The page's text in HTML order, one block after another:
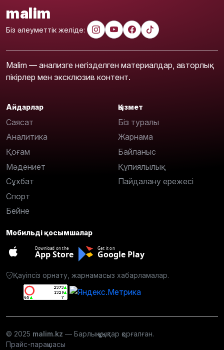
malim
Біз әлеуметтік желіде:
Malim — анализге негізделген материалдар, авторлық
пікірлер мен эксклюзив контент.
Айдарлар
Саясат
Аналитика
Қоғам
Мәдениет
Сұхбат
Спорт
Бейне
Қызмет
Біз туралы
Жарнама
Байланыс
Құпиялылық
Пайдалану ережесі
Мобильді қосымшалар
Download on the
App Store
Get it on
Google Play
Қауіпсіз орнату, жарнамасыз хабарламалар.
© 2025 malim.kz — Барлық құқықтар қорғалған.
Прайс-парақшасы